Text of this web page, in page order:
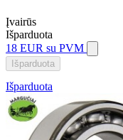
Įvairūs
Išparduota
18 EUR su PVM
Išparduota
Išparduota